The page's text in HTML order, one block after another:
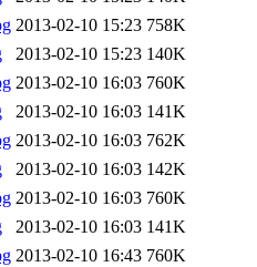
2013-02-10 15:23 758K
2013-02-10 15:23 140K
2013-02-10 16:03 760K
2013-02-10 16:03 141K
2013-02-10 16:03 762K
2013-02-10 16:03 142K
2013-02-10 16:03 760K
2013-02-10 16:03 141K
2013-02-10 16:43 760K